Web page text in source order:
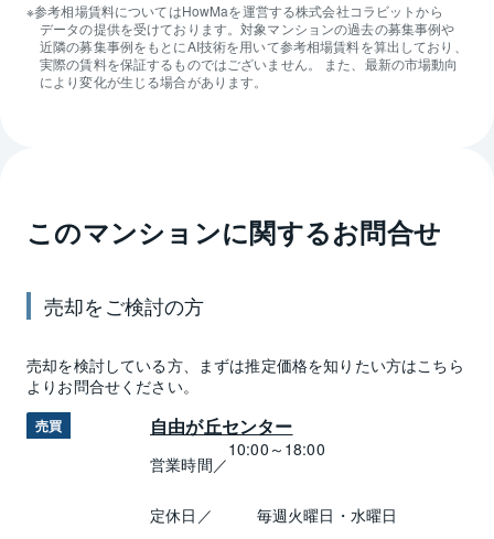
参考相場賃料についてはHowMaを運営する株式会社コラビットから
データの提供を受けております。対象マンションの過去の募集事例や
近隣の募集事例をもとにAI技術を用いて参考相場賃料を算出しており、
実際の賃料を保証するものではございません。 また、最新の市場動向
により変化が生じる場合があります。
このマンションに関するお問合せ
売却をご検討の方
売却を検討している方、まずは推定価格を知りたい方はこちら
よりお問合せください。
売買 自由が丘センター
営業時間／
10:00～18:00
定休日／
毎週火曜日・水曜日